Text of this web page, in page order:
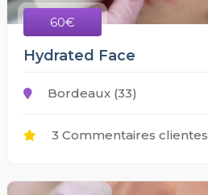
60€
Hydrated Face
Bordeaux (33)
3 Commentaires clientes